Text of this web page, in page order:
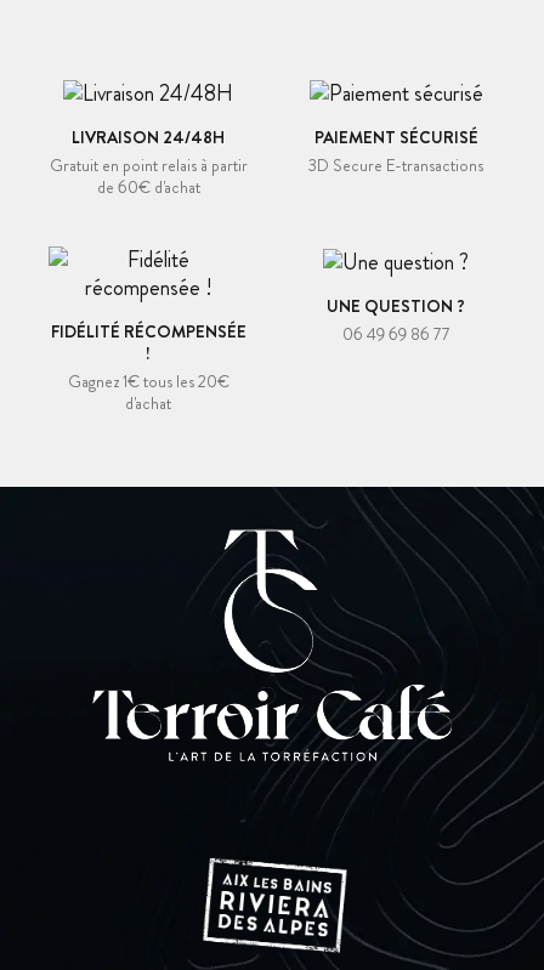
LIVRAISON 24/48H
Gratuit en point relais à partir
de 60€ d'achat
PAIEMENT SÉCURISÉ
3D Secure E-transactions
FIDÉLITÉ RÉCOMPENSÉE
!
Gagnez 1€ tous les 20€
d'achat
UNE QUESTION ?
06 49 69 86 77